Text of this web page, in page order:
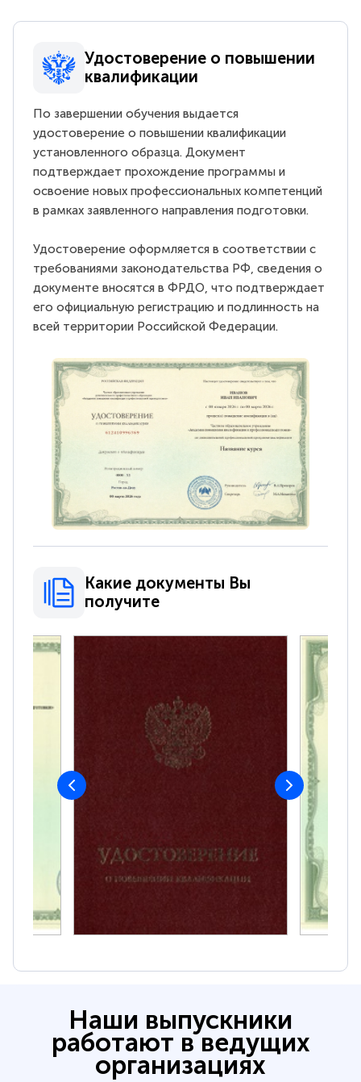
Удостоверение о повышении
квалификации
По завершении обучения выдается
удостоверение о повышении квалификации
установленного образца. Документ
подтверждает прохождение программы и
освоение новых профессиональных компетенций
в рамках заявленного направления подготовки.
Удостоверение оформляется в соответствии с
требованиями законодательства РФ, сведения о
документе вносятся в ФРДО, что подтверждает
его официальную регистрацию и подлинность на
всей территории Российской Федерации.
Какие документы Вы
получите
Наши выпускники
работают в ведущих
организациях